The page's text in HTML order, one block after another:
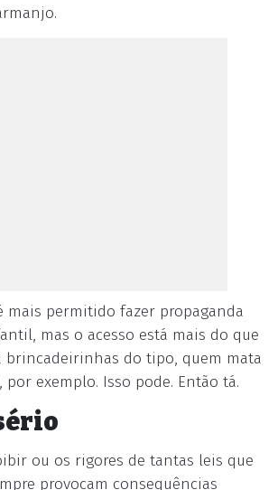
mais permitido fazer propaganda
mas o acesso está mais do que
brincadeirinhas do tipo, quem mata
exemplo. Isso pode. Então tá.
ou os rigores de tantas leis que
provocam consequências